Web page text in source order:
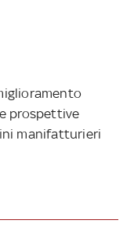
prospettive
manifatturieri